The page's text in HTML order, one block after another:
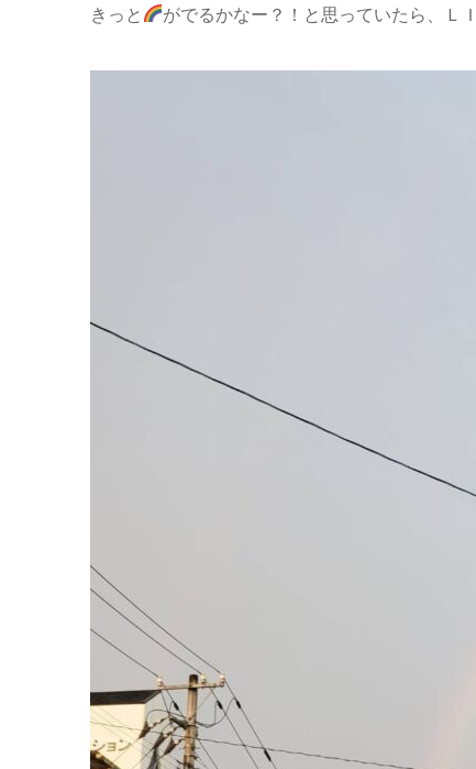
きっと
がでるかなー？！と思っていたら、Ｌ